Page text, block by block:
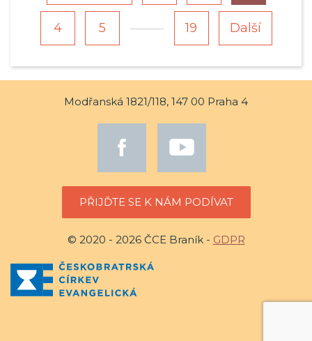
4 5 19 Další
Modřanská 1821/118, 147 00 Praha 4
PŘIJĎTE SE K NÁM PODÍVAT
© 2020 - 2026 ČCE Braník - GDPR